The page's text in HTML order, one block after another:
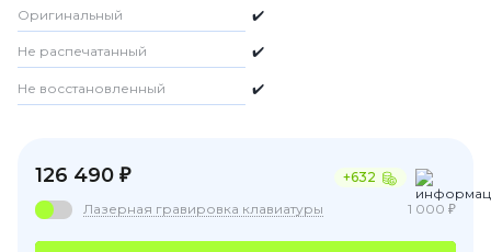
Оригинальный ✔️
Не распечатанный ✔️
Не восстановленный ✔️
126 490 ₽
+632
Лазерная гравировка клавиатуры
1 000 ₽